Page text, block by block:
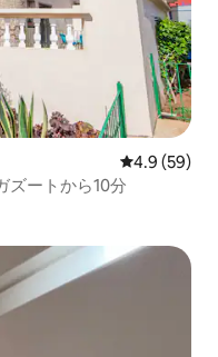
レビュー59
4.9 (59)
ズートから10分